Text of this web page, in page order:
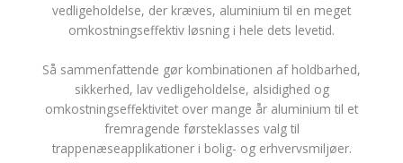
vedligeholdelse, der kræves, aluminium til en meget
omkostningseffektiv løsning i hele dets levetid.
Så sammenfattende gør kombinationen af holdbarhed,
sikkerhed, lav vedligeholdelse, alsidighed og
omkostningseffektivitet over mange år aluminium til et
fremragende førsteklasses valg til
trappenæseapplikationer i bolig- og erhvervsmiljøer.